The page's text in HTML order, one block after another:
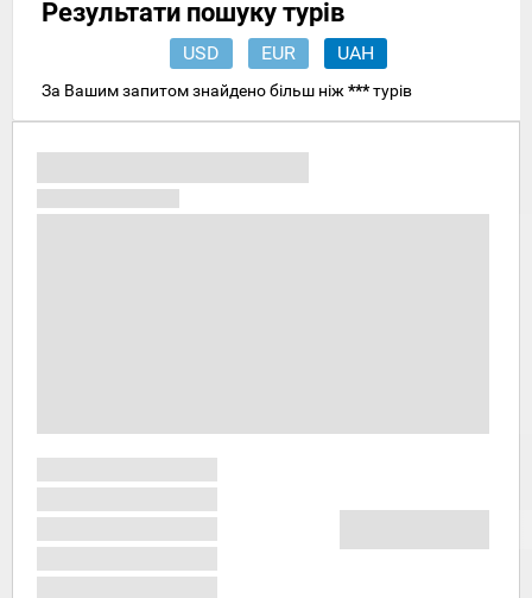
Результати пошуку турів
USD EUR UAH
За Вашим запитом знайдено більш ніж ***турів